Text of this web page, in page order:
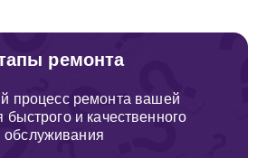
ремонта
процесс ремонта вашей
быстрого и качественного
обслуживания